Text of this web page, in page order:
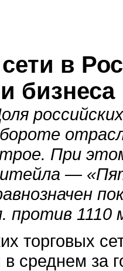
в
бизнеса
При
—
против 1110
торговых
в среднем за